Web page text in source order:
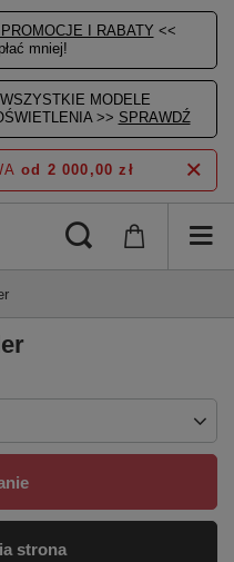
I RABATY <<
mniej!
MODELE
>> SPRAWDŹ
od 2 000,00 zł
strona